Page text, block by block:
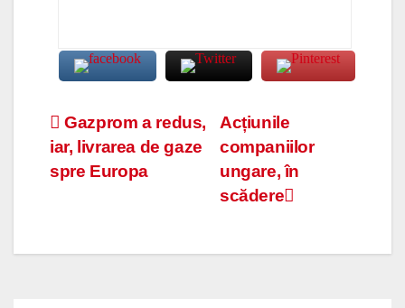
Navigare
în
Acțiunile
companiilor
ungare, în
scădere
Gazprom a redus,
iar, livrarea de gaze
spre Europa